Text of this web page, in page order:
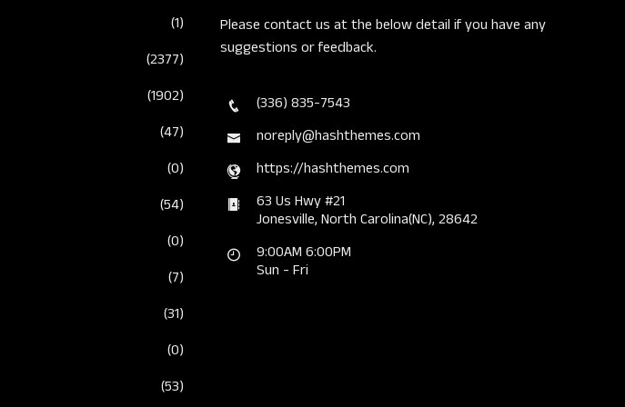
(1)
(2377)
(1902)
(47)
(0)
(54)
(0)
(7)
(31)
(0)
(53)
Please contact us at the below detail if you have any
suggestions or feedback.
(336) 835-7543
noreply@hashthemes.com
https://hashthemes.com
63 Us Hwy #21
Jonesville, North Carolina(NC), 28642
9:00AM 6:00PM
Sun - Fri